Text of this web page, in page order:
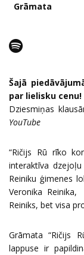
Grāmata
Šajā
par lielisku cenu!
Dziesmiņas
YouTube
“Ričijs Rū rīko
interaktīva
Reiniku ģimenes
Veronika
Reiniks, bet visa
Grāmata “Ričijs
lappuse ir